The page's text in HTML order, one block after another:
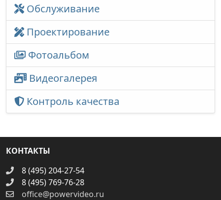
Обслуживание
Проектирование
Фотоальбом
Видеогалерея
Контроль качества
КОНТАКТЫ
8 (495) 204-27-54
8 (495) 769-76-28
office@powervideo.ru